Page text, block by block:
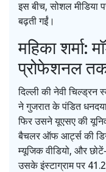
इस बीच, सोशल मीडिया
बढ़ती गईं।
महिका शर्मा:
प्रोफेशनल
दिल्ली की नेवी
ने गुजरात के पंडित
फिर उसने यूएसए की
बैचलर ऑफ आर्ट्स की
म्यूजिक वीडियो, और
उसके इंस्टाग्राम पर